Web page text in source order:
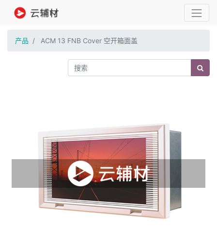
产品 ACM 13 FNB Cover 空开箱面盖